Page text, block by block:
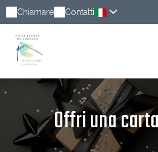
Chiamare Contatti
Offri una